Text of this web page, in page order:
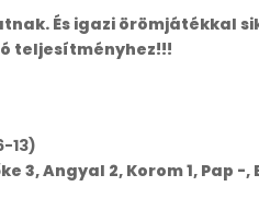
És igazi örömjátékkal
teljesítményhez!!!
13)
3, Angyal 2, Korom 1, Pap